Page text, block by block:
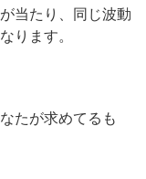
当たり、同じ波動
ります。
たが求めてるも